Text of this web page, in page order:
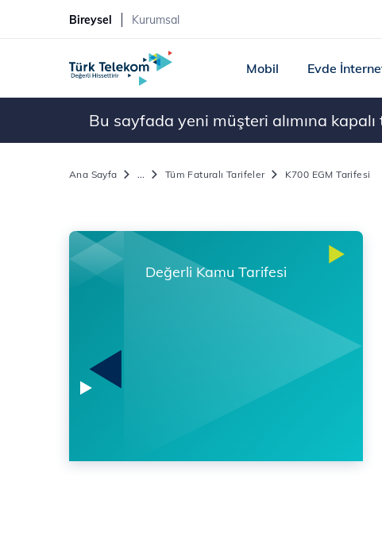
Bireysel Kurumsal
Mobil Evde
Bu sayfada yeni müşteri alımına
Ana Sayfa ... Tüm Faturalı Tarifeler K700 EGM Tarifesi
Değerli Kamu Tarifesi